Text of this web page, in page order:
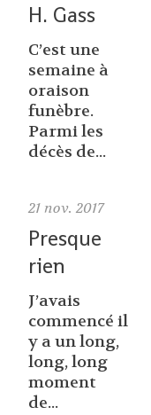
H. Gass
C’est une
semaine à
oraison
funèbre.
Parmi les
décès de...
21 nov. 2017
Presque
rien
J’avais
commencé il
y a un long,
long, long
moment
de...